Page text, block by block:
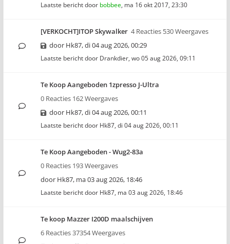
Laatste bericht door bobbee, ma 16 okt 2017, 23:30
[VERKOCHT]ITOP Skywalker 4 Reacties 530 Weergaves
door Hk87,di 04 aug 2026, 00:29
Laatste bericht door Drankdier, wo 05 aug 2026, 09:11
Te Koop Aangeboden 1zpresso J-Ultra
0 Reacties 162 Weergaves
door Hk87,di 04 aug 2026, 00:11
Laatste bericht door Hk87, di 04 aug 2026, 00:11
Te Koop Aangeboden - Wug2-83a
0 Reacties 193 Weergaves
door Hk87, ma 03 aug 2026, 18:46
Laatste bericht door Hk87, ma 03 aug 2026, 18:46
Te koop Mazzer I200D maalschijven
6 Reacties 37354 Weergaves